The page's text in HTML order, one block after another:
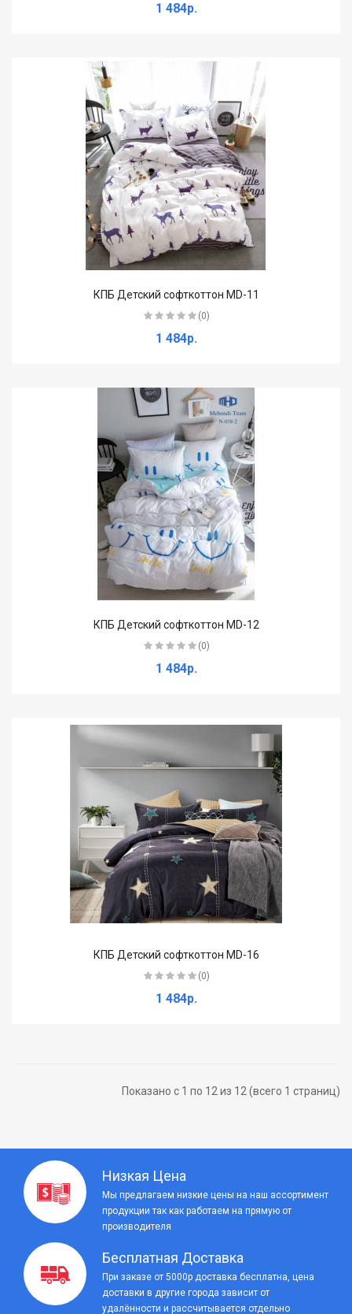
1 484р.
КПБ Детский софткоттон MD-11
(0)
1 484р.
КПБ Детский софткоттон MD-12
(0)
1 484р.
КПБ Детский софткоттон MD-16
(0)
1 484р.
Показано с 1 по 12 из 12 (всего 1 страниц)
Низкая Цена
Мы предлагаем низкие цены на наш ассортимент
продукции так как работаем на прямую от
производителя
Бесплатная Доставка
При заказе от 5000р доставка бесплатна, цена
доставки в другие города зависит от
удалённости и рассчитывается отдельно